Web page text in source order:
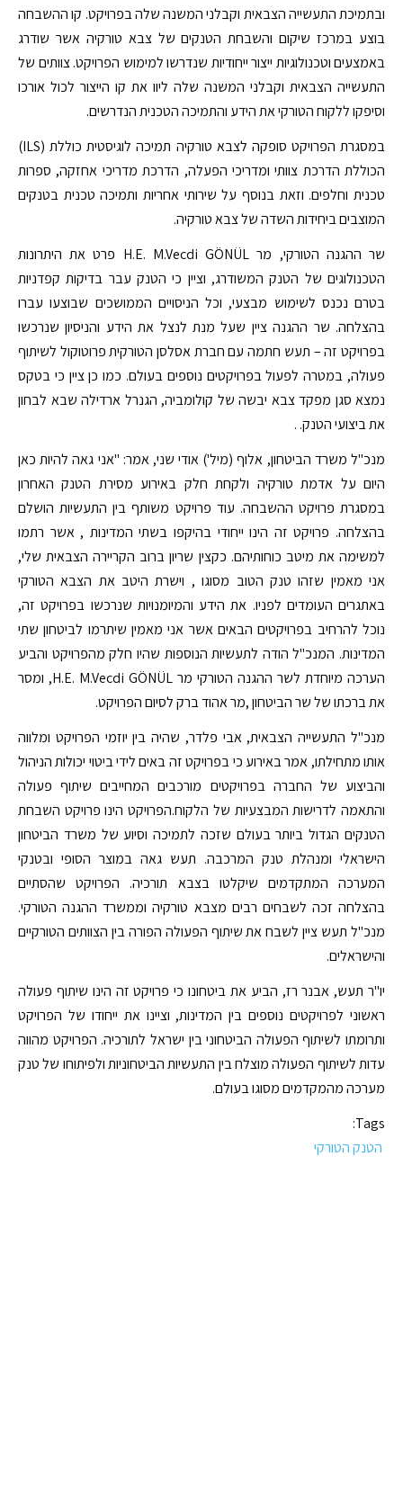
ובתמיכת התעשייה הצבאית וקבלני המשנה שלה בפרויקט. קו ההשבחה
בוצע במרכז שיקום והשבחת הטנקים של צבא טורקיה אשר שודרג
באמצעים וטכנולוגיות ייצור ייחודיות שנדרשו למימוש הפרויקט. צוותים של
התעשייה הצבאית וקבלני המשנה שלה ליוו את קו הייצור לכול אורכו
וסיפקו ללקוח הטורקי את הידע והתמיכה הטכנית הנדרשים.
במסגרת הפרויקט סופקה לצבא טורקיה תמיכה לוגיסטית כוללת (ILS)
הכוללת הדרכת צוותי ומדריכי הפעלה, הדרכת מדריכי אחזקה, ספרות
טכנית וחלפים. וזאת בנוסף על שירותי אחריות ותמיכה טכנית בטנקים
המוצבים ביחידות השדה של צבא טורקיה.
שר ההגנה הטורקי, מר H.E. M.Vecdi GÖNÜL פרט את היתרונות
הטכנולוגים של הטנק המשודרג, וציין כי הטנק עבר בדיקות קפדניות
בטרם נכנס לשימוש מבצעי, וכל הניסויים הממושכים שבוצעו עברו
בהצלחה. שר ההגנה ציין שעל מנת לנצל את הידע והניסיון שנרכשו
בפרויקט זה – תעש חתמה עם חברת אסלסן הטורקית פרוטוקול לשיתוף
פעולה, במטרה לפעול בפרויקטים נוספים בעולם. כמו כן ציין כי בטקס
נמצא סגן מפקד צבא יבשה של קולומביה, הגנרל ארדילה שבא לבחון
את ביצועי הטנק. .
מנכ"ל משרד הביטחון, אלוף (מיל') אודי שני, אמר: "אני גאה להיות כאן
היום על אדמת טורקיה ולקחת חלק באירוע מסירת הטנק האחרון
במסגרת פרויקט ההשבחה. עוד פרויקט משותף בין התעשיות הושלם
בהצלחה. פרויקט זה הינו ייחודי בהיקפו בשתי המדינות , אשר רתמו
למשימה את מיטב כוחותיהם. כקצין שריון ברוב הקריירה הצבאית שלי,
אני מאמין שזהו טנק הטוב מסוגו , וישרת היטב את הצבא הטורקי
באתגרים העומדים לפניו. את הידע והמיומנויות שנרכשו בפרויקט זה,
נוכל להרחיב בפרויקטים הבאים אשר אני מאמין שיתרמו לביטחון שתי
המדינות. המנכ"ל הודה לתעשיות הנוספות שהיו חלק מהפרויקט והביע
הערכה מיוחדת לשר ההגנה הטורקי מר H.E. M.Vecdi GÖNÜL, ומסר
את ברכתו של שר הביטחון ,מר אהוד ברק לסיום הפרויקט.
מנכ"ל התעשייה הצבאית, אבי פלדר, שהיה בין יוזמי הפרויקט ומלווה
אותו מתחילתו, אמר באירוע כי בפרויקט זה באים לידי ביטוי יכולות הניהול
והביצוע של החברה בפרויקטים מורכבים המחייבים שיתוף פעולה
והתאמה לדרישות המבצעיות של הלקוח.הפרויקט הינו פרויקט השבחת
הטנקים הגדול ביותר בעולם שזכה לתמיכה וסיוע של משרד הביטחון
הישראלי ומנהלת טנק המרכבה. תעש גאה במוצר הסופי ובטנקי
המערכה המתקדמים שיקלטו בצבא תורכיה. הפרויקט שהסתיים
בהצלחה זכה לשבחים רבים מצבא טורקיה וממשרד ההגנה הטורקי.
מנכ"ל תעש ציין לשבח את שיתוף הפעולה הפורה בין הצוותים הטורקיים
והישראלים.
יו"ר תעש, אבנר רז, הביע את ביטחונו כי פרויקט זה הינו שיתוף פעולה
ראשוני לפרויקטים נוספים בין המדינות, וציינו את ייחודו של הפרויקט
ותרומתו לשיתוף הפעולה הביטחוני בין ישראל לתורכיה. הפרויקט מהווה
עדות לשיתוף הפעולה מוצלח בין התעשיות הביטחוניות ולפיתוחו של טנק
מערכה מהמקדמים מסוגו בעולם.
Tags:
הטנק הטורקי